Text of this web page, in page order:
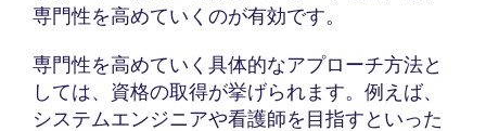
専門性を高めていくのが有効です。
専門性を高めていく具体的なアプローチ方法と
しては、資格の取得が挙げられます。例えば、
システムエンジニアや看護師を目指すといった